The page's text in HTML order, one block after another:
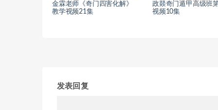
金霖老师《奇门四害化解》
教学视频21集
政燚奇门遁甲高级班
视频10集
发表回复